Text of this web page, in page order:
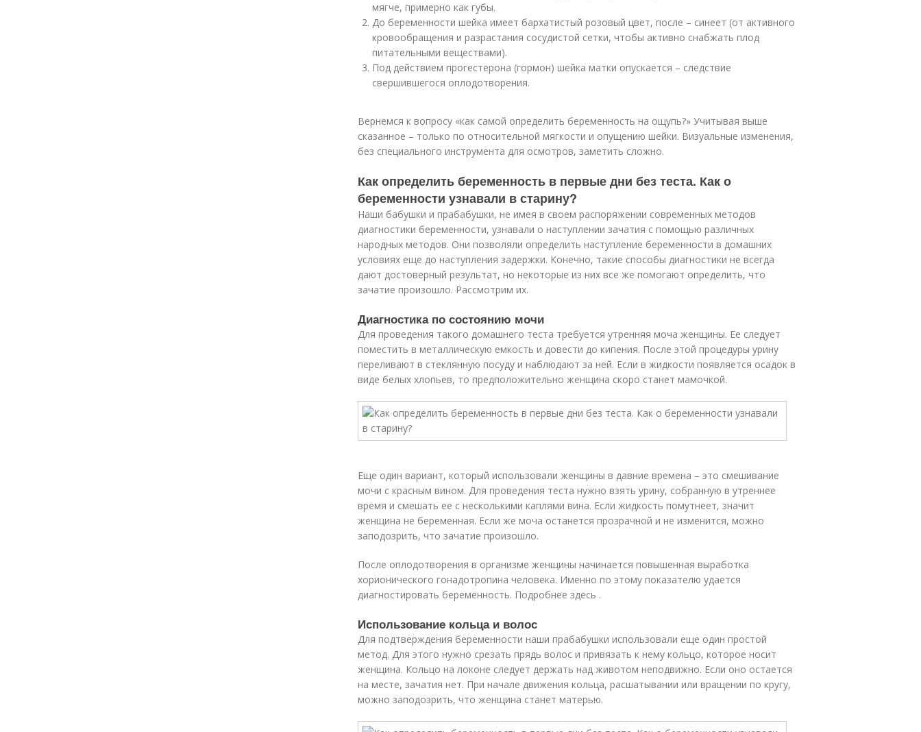
мягче, примерно как губы.
До беременности шейка имеет бархатистый розовый цвет, после – синеет (от активного
кровообращения и разрастания сосудистой сетки, чтобы активно снабжать плод
питательными веществами).
Под действием прогестерона (гормон) шейка матки опускается – следствие
свершившегося оплодотворения.
Вернемся к вопросу «как самой определить беременность на ощупь?» Учитывая выше
сказанное – только по относительной мягкости и опущению шейки. Визуальные изменения,
без специального инструмента для осмотров, заметить сложно.
Как определить беременность в первые дни без теста. Как о
беременности узнавали в старину?
Наши бабушки и прабабушки, не имея в своем распоряжении современных методов
диагностики беременности, узнавали о наступлении зачатия с помощью различных
народных методов. Они позволяли определить наступление беременности в домашних
условиях еще до наступления задержки. Конечно, такие способы диагностики не всегда
дают достоверный результат, но некоторые из них все же помогают определить, что
зачатие произошло. Рассмотрим их.
Диагностика по состоянию мочи
Для проведения такого домашнего теста требуется утренняя моча женщины. Ее следует
поместить в металлическую емкость и довести до кипения. После этой процедуры урину
переливают в стеклянную посуду и наблюдают за ней. Если в жидкости появляется осадок в
виде белых хлопьев, то предположительно женщина скоро станет мамочкой.
Еще один вариант, который использовали женщины в давние времена – это смешивание
мочи с красным вином. Для проведения теста нужно взять урину, собранную в утреннее
время и смешать ее с несколькими каплями вина. Если жидкость помутнеет, значит
женщина не беременная. Если же моча останется прозрачной и не изменится, можно
заподозрить, что зачатие произошло.
После оплодотворения в организме женщины начинается повышенная выработка
хорионического гонадотропина человека. Именно по этому показателю удается
диагностировать беременность. Подробнее здесь .
Использование кольца и волос
Для подтверждения беременности наши прабабушки использовали еще один простой
метод. Для этого нужно срезать прядь волос и привязать к нему кольцо, которое носит
женщина. Кольцо на локоне следует держать над животом неподвижно. Если оно остается
на месте, зачатия нет. При начале движения кольца, расшатывании или вращении по кругу,
можно заподозрить, что женщина станет матерью.